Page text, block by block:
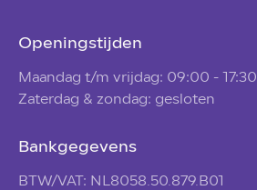
Openingstijden
Maandag t/m vrijdag: 09:00 - 17:30
Zaterdag & zondag: gesloten
Bankgegevens
BTW/VAT: NL8058.50.879.B01